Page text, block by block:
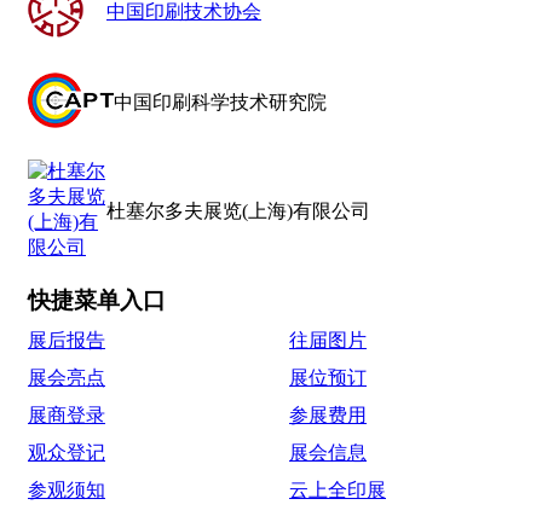
中国印刷技术协会
中国印刷科学技术研究院
杜塞尔多夫展览(上海)有限公司
快捷菜单入口
展后报告
往届图片
展会亮点
展位预订
展商登录
参展费用
观众登记
展会信息
参观须知
云上全印展